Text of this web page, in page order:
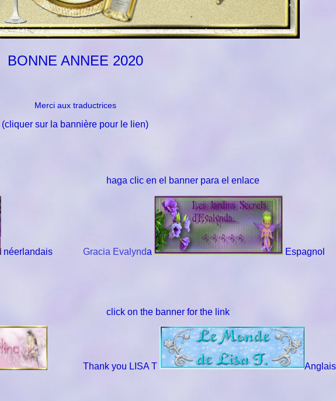
BONNE ANNEE 2020
Merci aux traductrices
(cliquer sur la bannière pour le lien)
néerlandais
haga clic en el banner para el enlace
Gracia Evalynda Espagnol
click on the banner for the link
Thank you LISA T Anglais